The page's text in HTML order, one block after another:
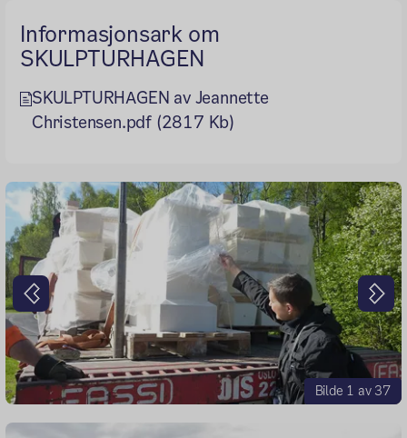
Informasjonsark om
SKULPTURHAGEN
SKULPTURHAGEN av Jeannette
Christensen.pdf (2817 Kb)
Bilde 1 av 37
Forrige